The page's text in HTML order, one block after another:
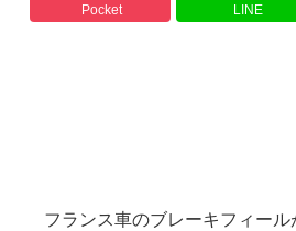
Pocket LINE
フランス車のブレーキフィール